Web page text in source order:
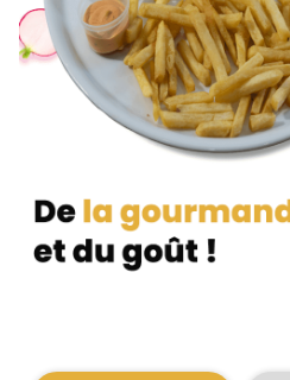
Zones de Livraison